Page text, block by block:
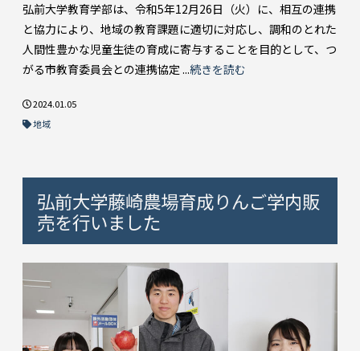
弘前大学教育学部は、令和5年12月26日（火）に、相互の連携
と協力により、地域の教育課題に適切に対応し、調和のとれた
人間性豊かな児童生徒の育成に寄与することを目的として、つ
がる市教育委員会との連携協定 ...続きを読む
2024.01.05
地域
弘前大学藤崎農場育成りんご学内販
売を行いました